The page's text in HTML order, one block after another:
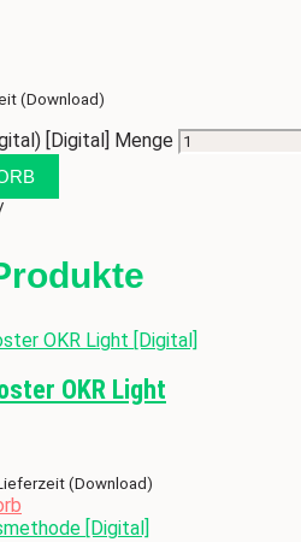
(Download)
[Digital] Menge
OKR Light
(Download)